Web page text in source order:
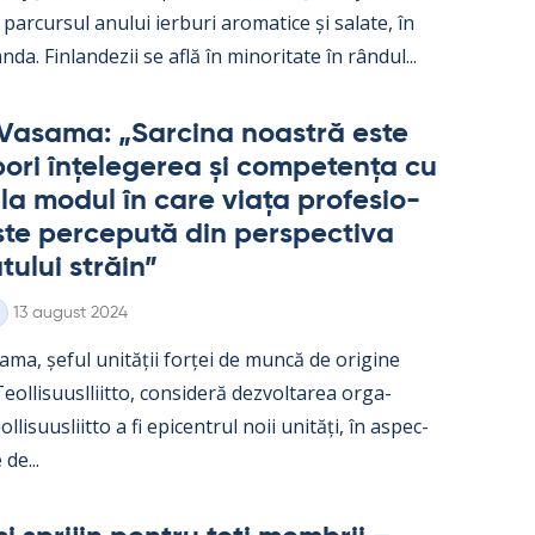
anu­lui ier­buri aro­ma­tice și sa­late, în
Fin­lan­dezii se află în mi­no­ri­tate în rân­dul...
„Sarcina noa­stră este
înțe­le­ge­rea și com­pe­tența cu
mo­dul în care viața pro­fe­sio­
perce­pută din pers­pec­tiva
străin”
Kirjoitettu
13 august 2024
șe­ful unității forței de muncă de ori­gine
con­si­deră dez­vol­ta­rea or­ga­
a fi epicent­rul noii unități, în as­pec­